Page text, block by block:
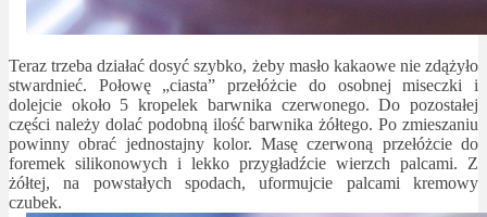
Teraz trzeba działać dosyć szybko, żeby masło kakaowe nie zdążyło
stwardnieć. Połowę „ciasta” przełóżcie do osobnej miseczki i
dolejcie około 5 kropelek barwnika czerwonego. Do pozostałej
części należy dolać podobną ilość barwnika żółtego. Po zmieszaniu
powinny obrać jednostajny kolor. Masę czerwoną przełóżcie do
foremek silikonowych i lekko przygładźcie wierzch palcami. Z
żółtej, na powstałych spodach, uformujcie palcami kremowy
czubek.